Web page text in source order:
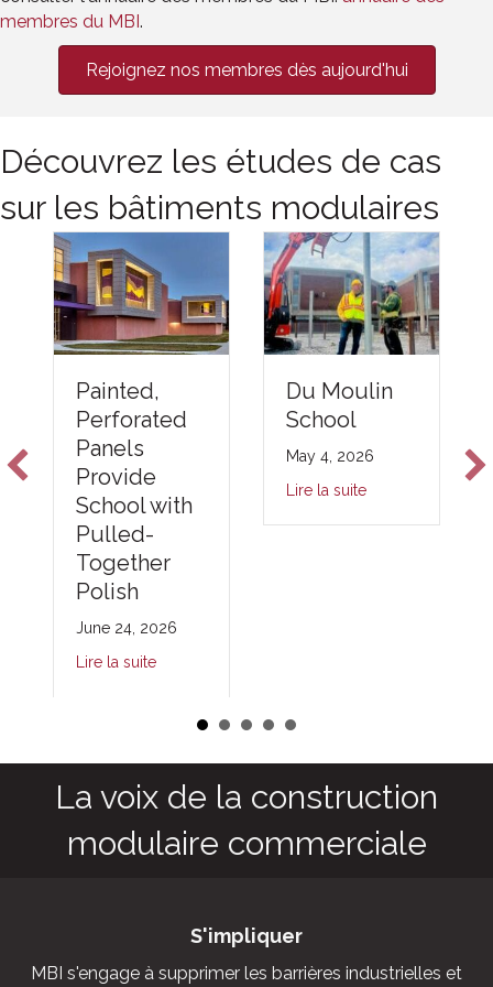
membres du MBI.
Rejoignez nos membres dès aujourd'hui
Découvrez les études de cas
sur les bâtiments modulaires
Painted,
Perforated
Panels
Provide
School with
Pulled-
Together
Polish
June 24, 2026
Lire la suite
Du Moulin
School
May 4, 2026
Lire la suite
La voix de la construction
modulaire commerciale
S'impliquer
MBI s'engage à supprimer les barrières industrielles et